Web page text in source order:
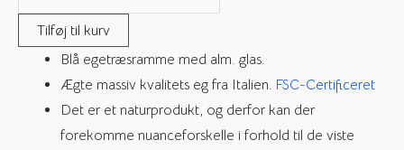
EGETRÆ
antalTilføj til kurv
Blå egetræsramme med alm. glas.
Ægte massiv kvalitets eg fra Italien. FSC-Certificeret
Det er et naturprodukt, og derfor kan der
forekomme nuanceforskelle i forhold til de viste